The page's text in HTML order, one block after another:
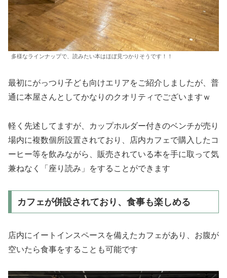
多様なラインナップで、読みたい本はほぼ見つかりそうです！！
最初にがっつり子ども向けエリアをご紹介しましたが、普
通に本屋さんとしてかなりのクオリティでございますｗ
軽く先述してますが、カップホルダー付きのベンチが売り
場内に複数個所設置されており、店内カフェで購入したコ
ーヒー等を飲みながら、販売されている本を手に取って気
兼ねなく「座り読み」をすることができます
カフェが併設されており、食事も楽しめる
店内にイートインスペースを備えたカフェがあり、お腹が
空いたら食事をすることも可能です